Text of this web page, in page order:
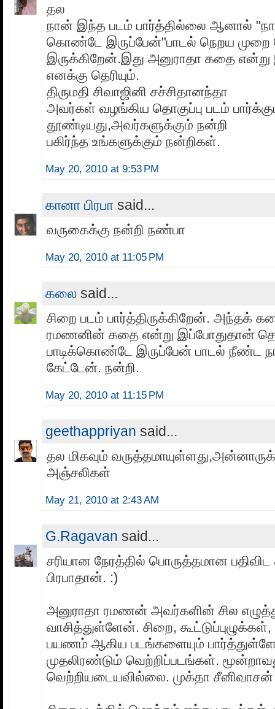
தல
நான் இந்த படம் பார்த்தில்லை ஆனால்
கொண்டே இருப்பேன்"பாடல் நெறய முறை
இருக்கிறேன்.இது அனுராதா கதை
எனக்கு தெரியும்.
திருமதி சிவாஜினி சச்சிதானந்தா
அவர்கள் வழங்கிய தொகுப்பு படம்
தூண்டியது,அவர்களுக்கும் நன்றி
பகிர்ந்த உங்களுக்கும் நன்றிகள்.
May 20, 2010 at 9:53 PM
கானா பிரபா said...
வருகைக்கு நன்றி நண்பா
May 20, 2010 at 11:05 PM
கலை said...
சிறை படம் பார்த்திருக்கிறேன். அந்தக்
ரமணனின் கதை என்று இப்போதுதான்
பாடிக்கொண்டே இருப்பேன் பாடல் நீண்ட
கேட்டேன். நன்றி.
May 20, 2010 at 11:15 PM
geethappriyan said...
தல மிகவும்
அஞ்சலிகள்
May 21, 2010 at 2:43 AM
G.Ragavan said...
சரியான நேரத்தில் பொருத்தமான
பிரபாதான். :)
அனுராதா ரமணன் அவர்களின் சில
வாசித்துள்ளேன். சிறை,
பயணம் ஆகிய படங்களையும்
முதலிரண்டும் வெற்றிப்படங்கள்.
வெற்றியடையவில்லை. முக்தா சீனிவாசன்